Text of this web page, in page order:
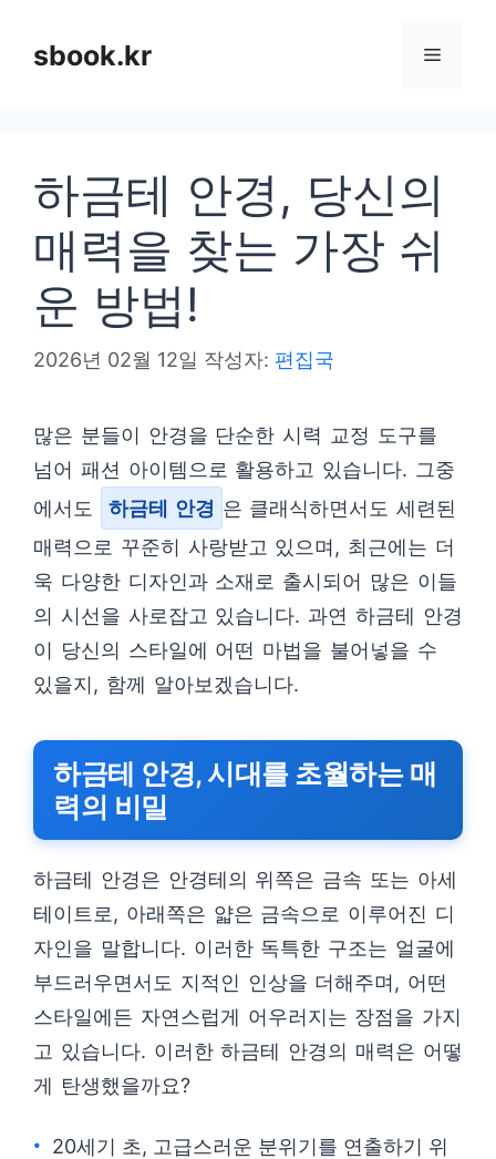
sbook.kr 메
하금테 안경, 당신의
매력을 찾는 가장 쉬
운 방법!
2026년 02월 12일 작성자: 편집국
많은 분들이 안경을 단순한 시력 교정 도구를
넘어 패션 아이템으로 활용하고 있습니다. 그중
에서도
하금테 안경 은 클래식하면서도 세련된
매력으로 꾸준히 사랑받고 있으며, 최근에는 더
욱 다양한 디자인과 소재로 출시되어 많은 이들
의 시선을 사로잡고 있습니다. 과연 하금테 안경
이 당신의 스타일에 어떤 마법을 불어넣을 수
있을지, 함께 알아보겠습니다.
하금테 안경, 시대를 초월하는 매
력의 비밀
하금테 안경은 안경테의 위쪽은 금속 또는 아세
테이트로, 아래쪽은 얇은 금속으로 이루어진 디
자인을 말합니다. 이러한 독특한 구조는 얼굴에
부드러우면서도 지적인 인상을 더해주며, 어떤
스타일에든 자연스럽게 어우러지는 장점을 가지
고 있습니다. 이러한 하금테 안경의 매력은 어떻
게 탄생했을까요?
20세기 초, 고급스러운 분위기를 연출하기 위